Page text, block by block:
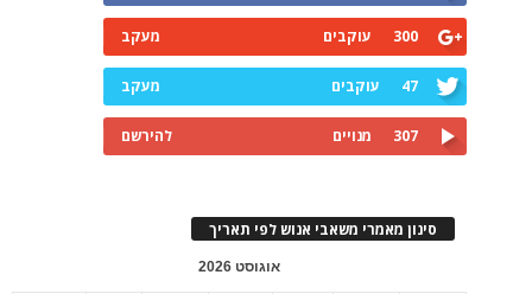
300 עוקבים מעקב
47 עוקבים מעקב
307 מנויים להירשם
סינון מאמרי משאבי אנוש לפי תאריך
אוגוסט 2026